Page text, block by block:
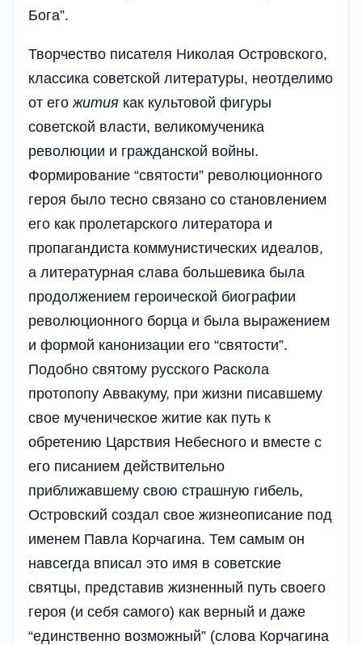
Бога”.
Творчество писателя Николая Островского,
классика советской литературы, неотделимо
от его жития как культовой фигуры
советской власти, великомученика
революции и гражданской войны.
Формирование “святости” революционного
героя было тесно связано со становлением
его как пролетарского литератора и
пропагандиста коммунистических идеалов,
а литературная слава большевика была
продолжением героической биографии
революционного борца и была выражением
и формой канонизации его “святости”.
Подобно святому русского Раскола
протопопу Аввакуму, при жизни писавшему
свое мученическое житие как путь к
обретению Царствия Небесного и вместе с
его писанием действительно
приближавшему свою страшную гибель,
Островский создал свое жизнеописание под
именем Павла Корчагина. Тем самым он
навсегда вписал это имя в советские
святцы, представив жизненный путь своего
героя (и себя самого) как верный и даже
“единственно возможный” (слова Корчагина